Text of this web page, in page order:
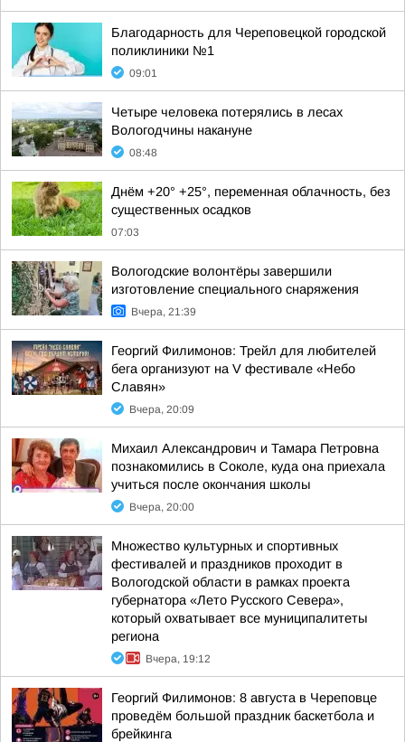
Благодарность для Череповецкой городской
поликлиники №1
09:01
Четыре человека потерялись в лесах
Вологодчины накануне
08:48
Днём +20° +25°, переменная облачность, без
существенных осадков
07:03
Вологодские волонтёры завершили
изготовление специального снаряжения
Вчера, 21:39
Георгий Филимонов: Трейл для любителей
бега организуют на V фестивале «Небо
Славян»
Вчера, 20:09
Михаил Александрович и Тамара Петровна
познакомились в Соколе, куда она приехала
учиться после окончания школы
Вчера, 20:00
Множество культурных и спортивных
фестивалей и праздников проходит в
Вологодской области в рамках проекта
губернатора «Лето Русского Севера»,
который охватывает все муниципалитеты
региона
Вчера, 19:12
Георгий Филимонов: 8 августа в Череповце
проведём большой праздник баскетбола и
брейкинга